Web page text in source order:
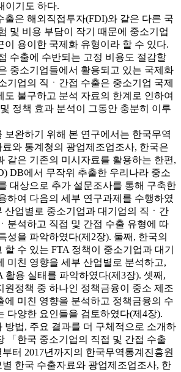
이기도 하다.
은 해외직접투자(FDI)와 같은 다른 국
및 비용 부담이 작기 때문에 중소기업
이 용이한 국제화 유형이라 할 수 있다.
수출에 수반되는 고정 비용도 절감할
중소기업들에서 활용되고 있는 국제화
기업의 직ㆍ간접 수출은 중소기업 국제
도 불구하고 분석 자료의 한계로 인하여
정책 효과 분석이 그동안 충분히 이루
완하기 위해 본 연구에서는 한국무역
와 통계청의 광업제조업조사, 한국은
같은 기존의 미시자료를 활용하는 한편,
DB에서 무작위 추출한 우리나라 중소
대상으로 추가 설문조사를 통해 구축한
하여 다음의 세부 연구과제를 수행하였
산업별로 중소기업과 대기업의 직ㆍ간
분석하고 직접 및 간접 수출 유형에 따
성을 파악하였다(제2장). 둘째, 한국의
수 있는 FTA 정책이 중소기업과 대기
미친 영향을 세부 산업별로 분석하고,
활용 실태를 파악하였다(제3장). 셋째,
원정책 중 하나인 정책금융이 중소 제조
에 미친 영향을 분석하고 정책금융의 수
다양한 요인들을 검토하였다(제4장).
법, 주요 결과를 더 구체적으로 소개하
「한국 중소기업의 직접 및 간접 수출
터 2017년까지의 한국무역통계진흥원
한국 수출자료와 광업제조업조사, 한